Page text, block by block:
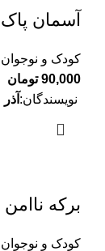
آسمان پاک
کودک و نوجوان
90,000 تومان
نویسندگان:
برکه ناامن
کودک و نوجوان